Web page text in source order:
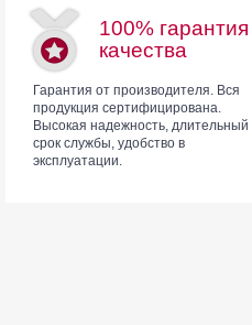
100% гарантия
качества
Гарантия от производителя. Вся
продукция сертифицирована.
Высокая надежность, длительный
срок службы, удобство в
эксплуатации.